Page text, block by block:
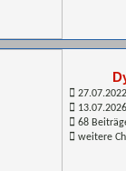
68
weitere